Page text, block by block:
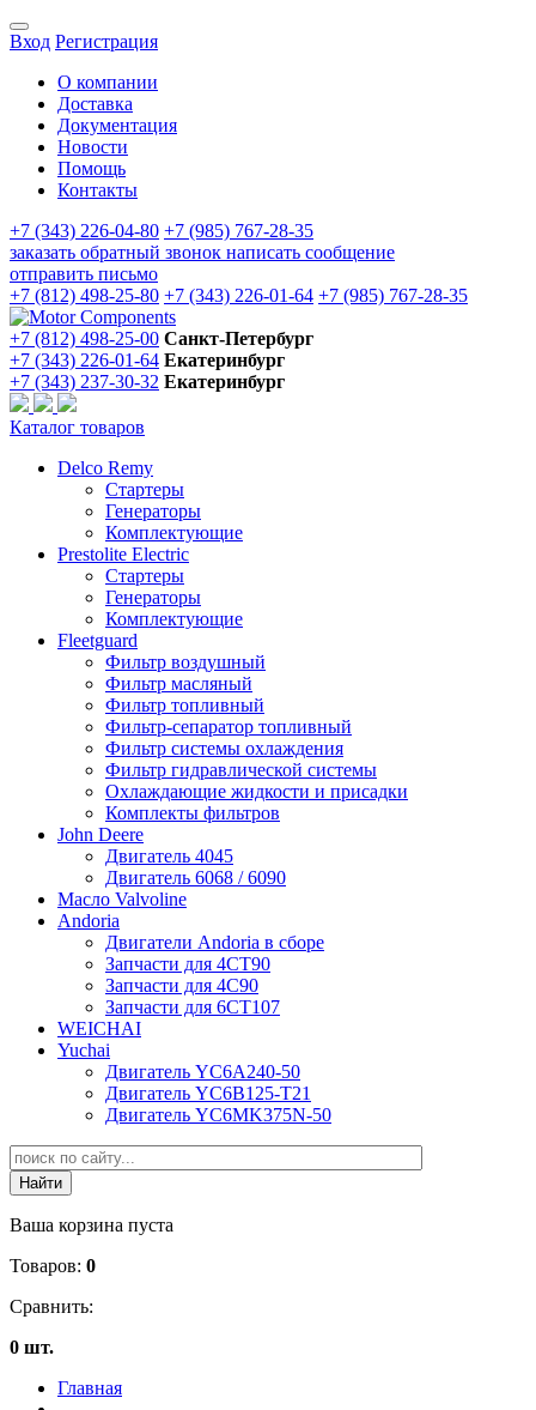
Вход Регистрация
О компании
Доставка
Документация
Новости
Помощь
Контакты
+7 (343) 226-04-80 +7 (985) 767-28-35
заказать обратный звонок написать сообщение
отправить письмо
+7 (812) 498-25-80 +7 (343) 226-01-64 +7 (985) 767-28-35
+7 (812) 498-25-00 Санкт-Петербург
+7 (343) 226-01-64 Екатеринбург
+7 (343) 237-30-32 Екатеринбург
Каталог товаров
Delco Remy
Стартеры
Генераторы
Комплектующие
Prestolite Electric
Стартеры
Генераторы
Комплектующие
Fleetguard
Фильтр воздушный
Фильтр масляный
Фильтр топливный
Фильтр-сепаратор топливный
Фильтр системы охлаждения
Фильтр гидравлической системы
Охлаждающие жидкости и присадки
Комплекты фильтров
John Deere
Двигатель 4045
Двигатель 6068 / 6090
Масло Valvoline
Andoria
Двигатели Andoria в сборе
Запчасти для 4CT90
Запчасти для 4С90
Запчасти для 6CT107
WEICHAI
Yuchai
Двигатель YC6A240-50
Двигатель YC6B125-T21
Двигатель YC6MK375N-50
Ваша корзина пуста
Товаров: 0
Сравнить:
0 шт.
Главная